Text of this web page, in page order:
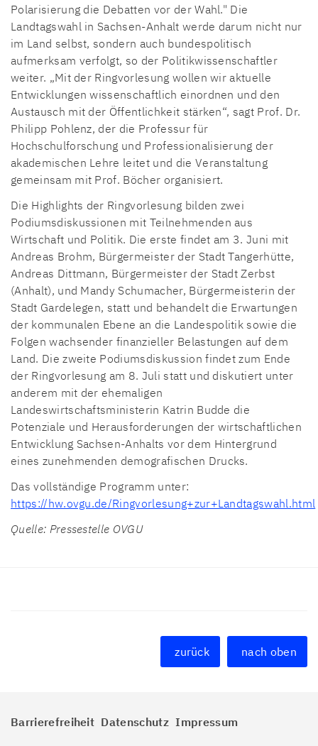
Polarisierung die Debatten vor der Wahl." Die
Landtagswahl in Sachsen-Anhalt werde darum nicht nur
im Land selbst, sondern auch bundespolitisch
aufmerksam verfolgt, so der Politikwissenschaftler
weiter. „Mit der Ringvorlesung wollen wir aktuelle
Entwicklungen wissenschaftlich einordnen und den
Austausch mit der Öffentlichkeit stärken“, sagt Prof. Dr.
Philipp Pohlenz, der die Professur für
Hochschulforschung und Professionalisierung der
akademischen Lehre leitet und die Veranstaltung
gemeinsam mit Prof. Böcher organisiert.
Die Highlights der Ringvorlesung bilden zwei
Podiumsdiskussionen mit Teilnehmenden aus
Wirtschaft und Politik. Die erste findet am 3. Juni mit
Andreas Brohm, Bürgermeister der Stadt Tangerhütte,
Andreas Dittmann, Bürgermeister der Stadt Zerbst
(Anhalt), und Mandy Schumacher, Bürgermeisterin der
Stadt Gardelegen, statt und behandelt die Erwartungen
der kommunalen Ebene an die Landespolitik sowie die
Folgen wachsender finanzieller Belastungen auf dem
Land. Die zweite Podiumsdiskussion findet zum Ende
der Ringvorlesung am 8. Juli statt und diskutiert unter
anderem mit der ehemaligen
Landeswirtschaftsministerin Katrin Budde die
Potenziale und Herausforderungen der wirtschaftlichen
Entwicklung Sachsen-Anhalts vor dem Hintergrund
eines zunehmenden demografischen Drucks.
Das vollständige Programm unter:
https://hw.ovgu.de/Ringvorlesung+zur+Landtagswahl.html
Quelle: Pressestelle OVGU
zurück nach oben
Barrierefreiheit Datenschutz Impressum